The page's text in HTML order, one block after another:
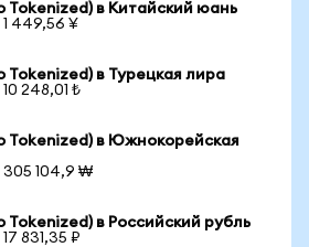
Tokenized) в Китайский юань
1 449,56 ¥
Tokenized) в Турецкая лира
248,01 ₺
Tokenized) в Южнокорейская
305 104,9 ₩
Tokenized) в Российский рубль
831,35 ₽